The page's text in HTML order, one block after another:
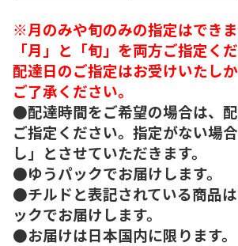
※月のみや旬のみの指定はでき
「月」と「旬」を両方ご指定く
配達日のご指定はお受けいたしか
ご了承ください。
●配達時間をご希望の場合は、
ご指定ください。指定がない場
し」とさせていただきます。
●ゆうパックでお届けします。
●チルドと表記されている商品
ックでお届けします。
●お届けは日本国内に限ります。